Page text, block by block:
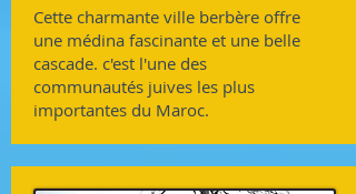
Cette charmante ville berbère offre
une médina fascinante et une belle
cascade. c'est l'une des
communautés juives les plus
importantes du Maroc.